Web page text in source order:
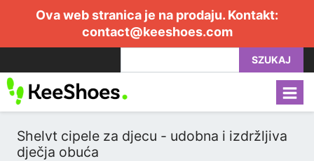
Ova web stranica je na prodaju. Kontakt:
contact@keeshoes.com
SZUKAJ
Shelvt cipele za djecu - udobna i izdržljiva
dječja obuća